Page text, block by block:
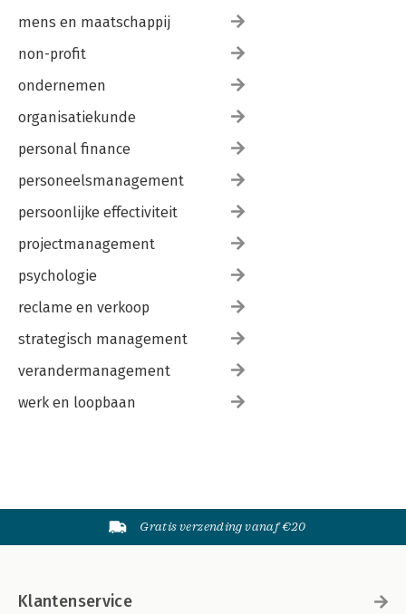
mens en maatschappij
non-profit
ondernemen
organisatiekunde
personal finance
personeelsmanagement
persoonlijke effectiviteit
projectmanagement
psychologie
reclame en verkoop
strategisch management
verandermanagement
werk en loopbaan
Gratis verzending vanaf €20
Klantenservice